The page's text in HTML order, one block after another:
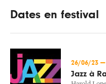
Dates en festival
26/06/23 —
Jazz à